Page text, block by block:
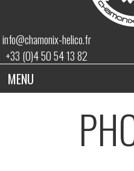
info@chamonix-helico.fr
+33 (0)4 50 54 13 82
MENU